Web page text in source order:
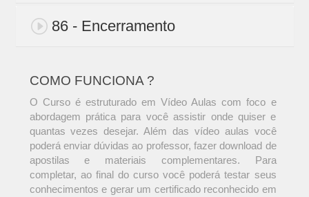
86 - Encerramento
COMO FUNCIONA ?
O Curso é estruturado em Vídeo Aulas com foco e
abordagem prática para você assistir onde quiser e
quantas vezes desejar. Além das vídeo aulas você
poderá enviar dúvidas ao professor, fazer download de
apostilas e materiais complementares. Para
completar, ao final do curso você poderá testar seus
conhecimentos e gerar um certificado reconhecido em